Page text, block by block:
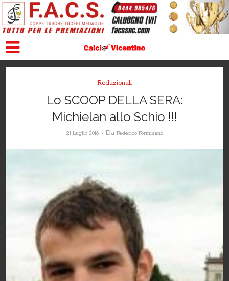
Redazionali
Lo SCOOP DELLA SERA:
Michielan allo Schio !!!
21 Luglio 2016 Da Federico Formisano